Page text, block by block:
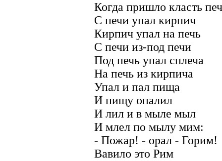
Когда пришло класть
С печи упал кирпич
Кирпич упал на печь
С печи из-под печи
Под печь упал сплеча
На печь из кирпича
Упал и пал пища
И пищу опалил
И лил и в мыле мыл
И млел по мылу мим:
- Пожар! - орал - Горим!
Вавило это Рим